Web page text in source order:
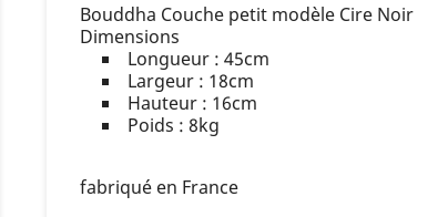
Bouddha Couche petit modèle Cire Noir
Dimensions
Longueur : 45cm
Largeur : 18cm
Hauteur : 16cm
Poids : 8kg
fabriqué en France